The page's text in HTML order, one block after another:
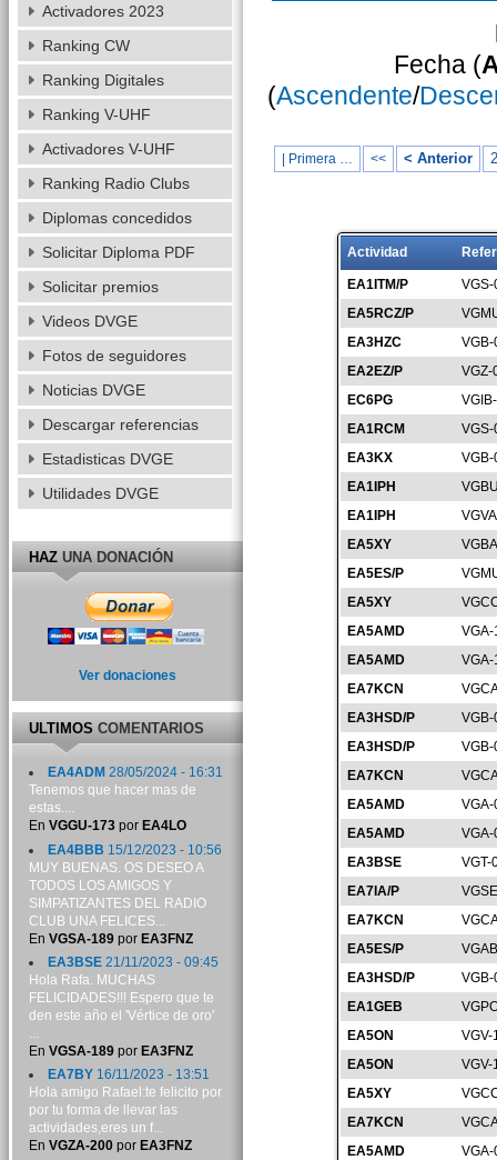
Fecha (
(Ascendente/
| Primera … << < Anterior
Actividad
EA1ITM/P
EA5RCZ/P
EA3HZC
EA2EZ/P
VGZ-
EC6PG
EA1RCM
EA3KX
EA1IPH
EA1IPH
EA5XY
EA5ES/P
EA5XY
EA5AMD
EA5AMD
EA7KCN
EA3HSD/P
EA3HSD/P
EA7KCN
EA5AMD
EA5AMD
EA3BSE
VGT-
EA7IA/P
EA7KCN
EA5ES/P
EA3HSD/P
EA1GEB
EA5ON
VGV-
EA5ON
VGV-
EA5XY
EA7KCN
EA5AMD
Activadores 2023
Ranking CW
Ranking Digitales
Ranking V-UHF
Activadores V-UHF
Ranking Radio Clubs
Diplomas concedidos
Solicitar Diploma PDF
Solicitar premios
Videos DVGE
Fotos de seguidores
Noticias DVGE
Descargar referencias
Estadisticas DVGE
Utilidades DVGE
HAZUNA DONACIÓN
Ver donaciones
ULTIMOSCOMENTARIOS
EA4ADM 28/05/2024 - 16:31
Tenemos que hacer mas de
estas....
En VGGU-173por EA4LO
EA4BBB 15/12/2023 - 10:56
MUY BUENAS. OS DESEO A
TODOS LOS AMIGOS Y
SIMPATIZANTES DEL RADIO
CLUB UNA FELICES...
En VGSA-189por EA3FNZ
EA3BSE21/11/2023 - 09:45
Hola Rafa. MUCHAS
FELICIDADES!!! Espero que te
den este año el 'Vértice de oro'
...
En VGSA-189por EA3FNZ
EA7BY16/11/2023 - 13:51
Hola amigo Rafael:te felicito por
por tu forma de llevar las
actividades,eres un f...
En VGZA-200por EA3FNZ